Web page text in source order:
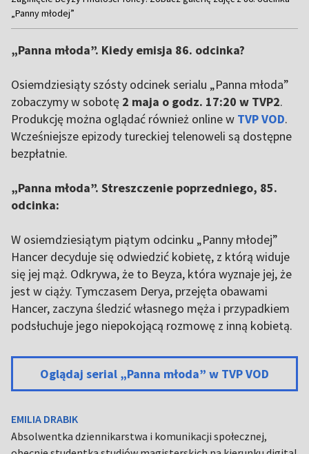
1
of
„Panny młodej”
„Panna młoda”. Kiedy emisja 86. odcinka?
Osiemdziesiąty szósty odcinek serialu „Panna młoda”
zobaczymy w sobotę 2 maja o godz. 17:20 w TVP2.
Produkcję można oglądać również online w TVP VOD.
Wcześniejsze epizody tureckiej telenoweli są dostępne
bezpłatnie.
„Panna młoda”. Streszczenie poprzedniego, 85.
odcinka:
W osiemdziesiątym piątym odcinku „Panny młodej”
Hancer decyduje się odwiedzić kobietę, z którą widuje
się jej mąż. Odkrywa, że to Beyza, która wyznaje jej, że
jest w ciąży. Tymczasem Derya, przejęta obawami
Hancer, zaczyna śledzić własnego męża i przypadkiem
podsłuchuje jego niepokojącą rozmowę z inną kobietą.
Oglądaj serial „Panna młoda” w TVP VOD
EMILIA DRABIK
Absolwentka dziennikarstwa i komunikacji społecznej,